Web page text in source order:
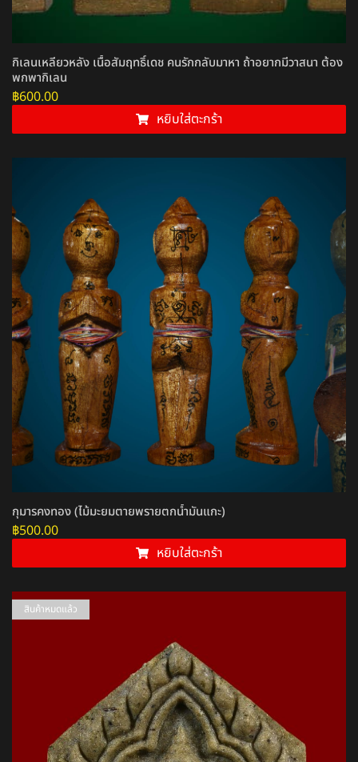
กิเลนเหลียวหลัง เนื้อสัมฤทธิ์เดช คนรักกลับมาหา ถ้าอยากมีวาสนา ต้อง
พกพากิเลน
฿600.00
หยิบใส่ตะกร้า
กุมารคงทอง (ไม้มะยมตายพรายตกน้ำมันแกะ)
฿500.00
หยิบใส่ตะกร้า
สินค้าหมดแล้ว